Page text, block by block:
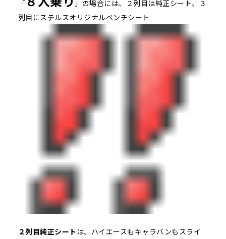
「
」の場合には、２列目は純正シート、３
列目にステルスオリジナルベンチシート
２列目純正シート は、ハイエースもキャラバンもスライ